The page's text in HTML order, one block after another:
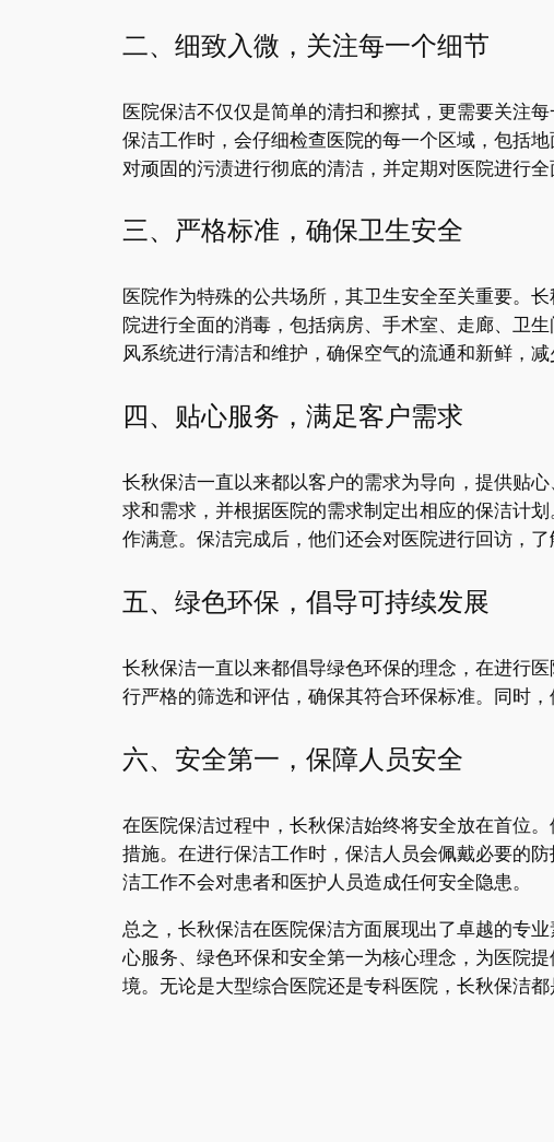
二、细致入微，关注每一个细节
医院保洁不仅仅是简单的清扫和擦拭，更需要关注
保洁工作时，会仔细检查医院的每一个区域，包括
对顽固的污渍进行彻底的清洁，并定期对医院进行
三、严格标准，确保卫生安全
医院作为特殊的公共场所，其卫生安全至关重要。
院进行全面的消毒，包括病房、手术室、走廊、卫
风系统进行清洁和维护，确保空气的流通和新鲜，减
四、贴心服务，满足客户需求
长秋保洁一直以来都以客户的需求为导向，提供贴
求和需求，并根据医院的需求制定出相应的保洁计
作满意。保洁完成后，他们还会对医院进行回访，
五、绿色环保，倡导可持续发展
长秋保洁一直以来都倡导绿色环保的理念，在进行
行严格的筛选和评估，确保其符合环保标准。同时
六、安全第一，保障人员安全
在医院保洁过程中，长秋保洁始终将安全放在首位
措施。在进行保洁工作时，保洁人员会佩戴必要的
洁工作不会对患者和医护人员造成任何安全隐患。
总之，长秋保洁在医院保洁方面展现出了卓越的专
心服务、绿色环保和安全第一为核心理念，为医院
境。无论是大型综合医院还是专科医院，长秋保洁都